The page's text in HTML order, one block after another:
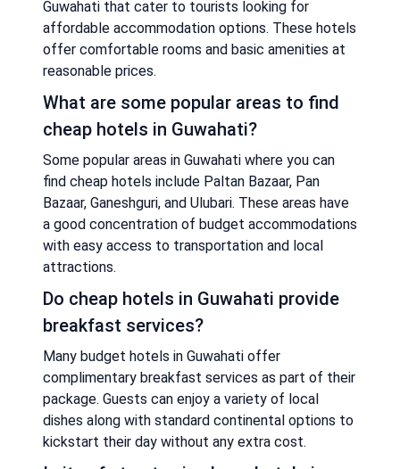
Guwahati that cater to tourists looking for
affordable accommodation options. These hotels
offer comfortable rooms and basic amenities at
reasonable prices.
What are some popular areas to find
cheap hotels in Guwahati?
Some popular areas in Guwahati where you can
find cheap hotels include Paltan Bazaar, Pan
Bazaar, Ganeshguri, and Ulubari. These areas have
a good concentration of budget accommodations
with easy access to transportation and local
attractions.
Do cheap hotels in Guwahati provide
breakfast services?
Many budget hotels in Guwahati offer
complimentary breakfast services as part of their
package. Guests can enjoy a variety of local
dishes along with standard continental options to
kickstart their day without any extra cost.